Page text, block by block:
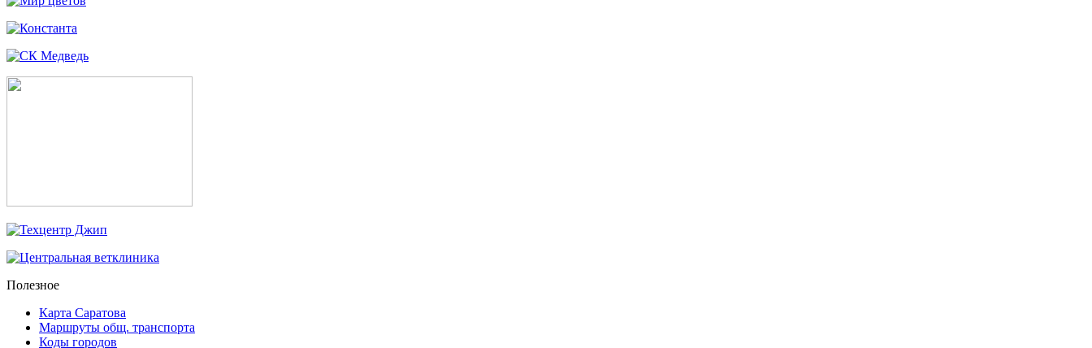
Полезное
Карта Саратова
Маршруты общ. транспорта
Коды городов